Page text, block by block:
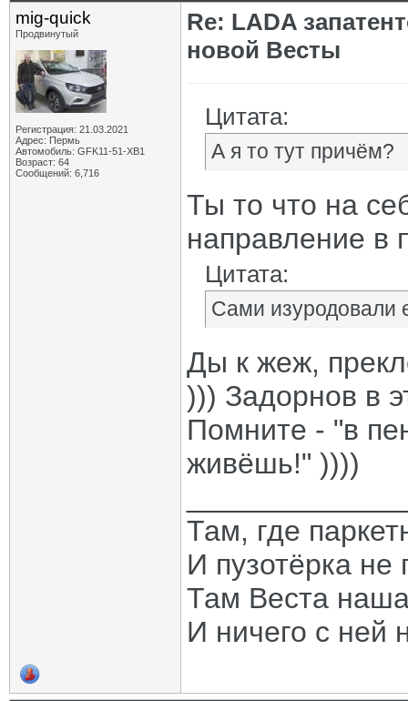
mig-quick
Продвинутый
Регистрация: 21.03.2021
Адрес: Пермь
Автомобиль: GFK11-51-ХВ1
Возраст: 64
Сообщений: 6,716
Re: LADA
новой Весты
Цитата:
А я то тут причём?
Ты то что на
направление в
Цитата:
Сами изуродовали
Ды к жеж,
))) Задорнов в
Помните - "в
живёшь!" ))))
Там, где
И пузотёрка не
Там Веста
И ничего с ней